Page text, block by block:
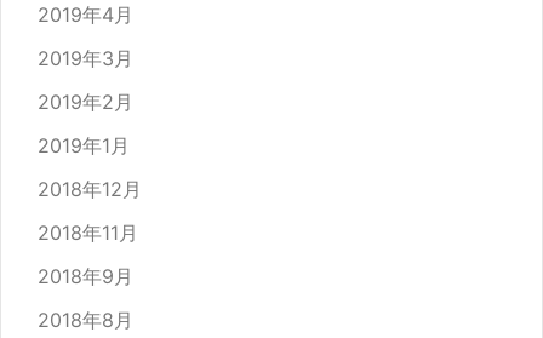
2019年4月
2019年3月
2019年2月
2019年1月
2018年12月
2018年11月
2018年9月
2018年8月